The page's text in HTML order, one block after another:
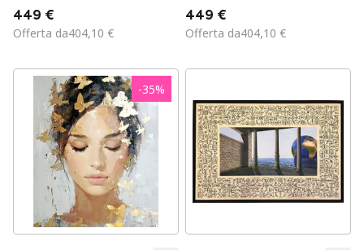
raffigurante un
paesaggio, firmato,
449 €
Offerta da404,10 €
raffigurante un
paesaggio, firmato,
449 €
Offerta da404,10 €
-35%